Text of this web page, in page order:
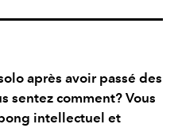
après avoir passé des
sentez comment? Vous
intellectuel et